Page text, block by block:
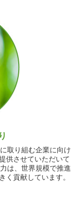
取り組む企業に向け
供させていただいて
は、世界規模で推進
く貢献しています。